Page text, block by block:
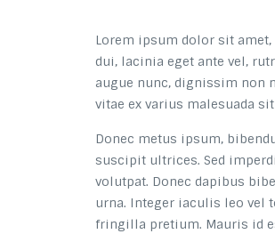
Lorem ipsum dolor sit
dui, lacinia eget ante vel,
augue nunc, dignissim non
vitae ex varius malesuada
Donec metus ipsum,
suscipit ultrices. Sed
volutpat. Donec dapibus
urna. Integer iaculis leo vel
fringilla pretium. Mauris id